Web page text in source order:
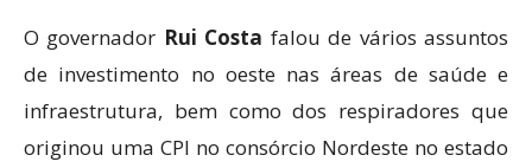
O governador Rui Costa falou de vários assuntos
de investimento no oeste nas áreas de saúde e
infraestrutura, bem como dos respiradores que
originou uma CPI no consórcio Nordeste no estado